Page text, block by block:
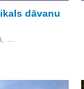
dāvanu
...